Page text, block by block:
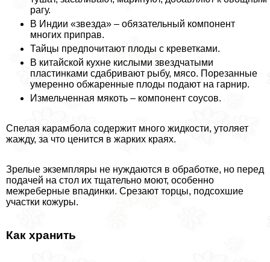
рагу.
В Индии «звезда» – обязательный компонент
многих приправ.
Тайцы предпочитают плоды с креветками.
В китайской кухне кислыми звездчатыми
пластинками сдабривают рыбу, мясо. Порезанные
умеренно обжаренные плоды подают на гарнир.
Измельченная мякоть – компонент соусов.
Спелая карамбола содержит много жидкости, утоляет
жажду, за что ценится в жарких краях.
Зрелые экземпляры не нуждаются в обработке, но перед
подачей на стол их тщательно моют, особенно
межреберные впадинки. Срезают торцы, подсохшие
участки кожуры.
Как хранить